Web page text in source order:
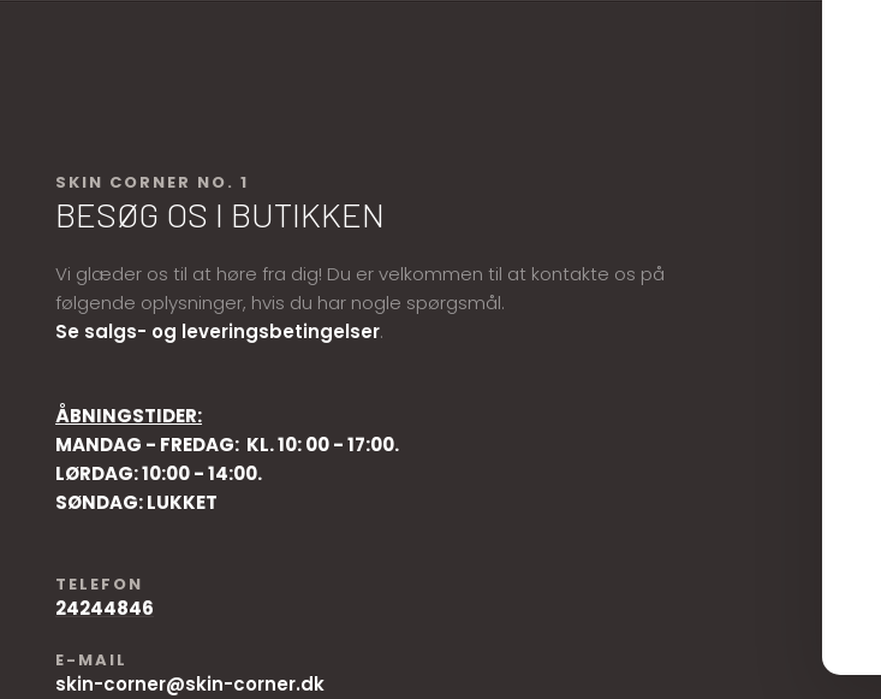
SKIN CORNER NO. 1
BESØG OS I BUTIKKEN
​​​Vi glæder os til at høre fra dig! Du er velkommen til at kontakte os på
følgende oplysninger, hvis du har nogle spørgsmål.
Se salgs- og leveringsbetingelser.
ÅBNINGSTIDER​:
MANDAG - FREDAG: ​ KL. 10: 00 - 17:00.
LØRDAG: 10:00 - 14:00.
SØNDAG: LUKKET
TELEFON
24244846
E-MAIL
skin-corner@skin-corner.dk